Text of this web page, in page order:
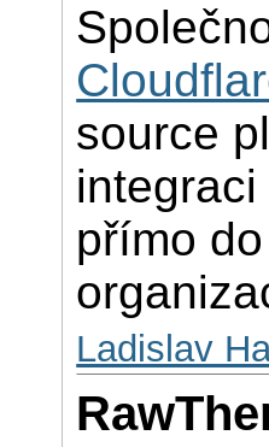
source
přímo
Ladislav